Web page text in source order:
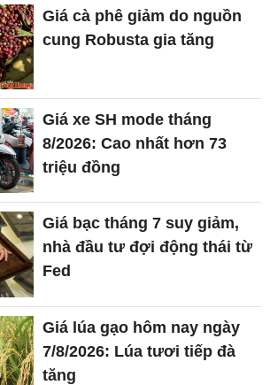
Giá cà phê giảm do nguồn
cung Robusta gia tăng
Giá xe SH mode tháng
8/2026: Cao nhất hơn 73
triệu đồng
Giá bạc tháng 7 suy giảm,
nhà đầu tư đợi động thái từ
Fed
Giá lúa gạo hôm nay ngày
7/8/2026: Lúa tươi tiếp đà
tăng